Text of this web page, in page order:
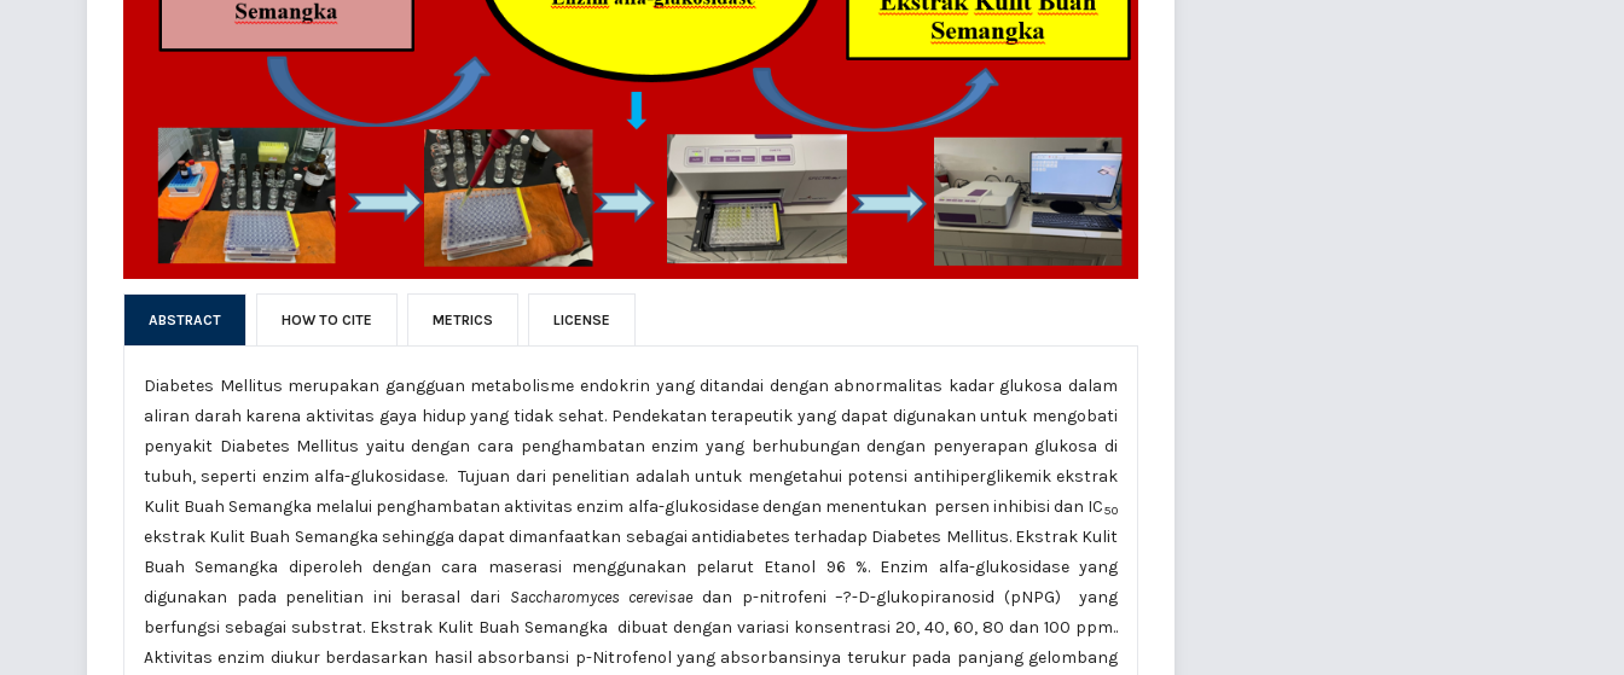
ABSTRACT HOW TO CITE METRICS LICENSE
Diabetes Mellitus merupakan gangguan metabolisme endokrin yang ditandai dengan abnormalitas kadar glukosa dalam
aliran darah karena aktivitas gaya hidup yang tidak sehat. Pendekatan terapeutik yang dapat digunakan untuk mengobati
penyakit Diabetes Mellitus yaitu dengan cara penghambatan enzim yang berhubungan dengan penyerapan glukosa di
tubuh, seperti enzim alfa-glukosidase. Tujuan dari penelitian adalah untuk mengetahui potensi antihiperglikemik ekstrak
Kulit Buah Semangka melalui penghambatan aktivitas enzim alfa-glukosidase dengan menentukan persen inhibisi dan IC50
ekstrak Kulit Buah Semangka sehingga dapat dimanfaatkan sebagai antidiabetes terhadap Diabetes Mellitus. Ekstrak Kulit
Buah Semangka diperoleh dengan cara maserasi menggunakan pelarut Etanol 96 %. Enzim alfa-glukosidase yang
digunakan pada penelitian ini berasal dari Saccharomyces cerevisaedan p-nitrofeni –?-D-glukopiranosid (pNPG) yang
berfungsi sebagai substrat. Ekstrak Kulit Buah Semangka dibuat dengan variasi konsentrasi 20, 40, 60, 80 dan 100 ppm..
Aktivitas enzim diukur berdasarkan hasil absorbansi p-Nitrofenol yang absorbansinya terukur pada panjang gelombang